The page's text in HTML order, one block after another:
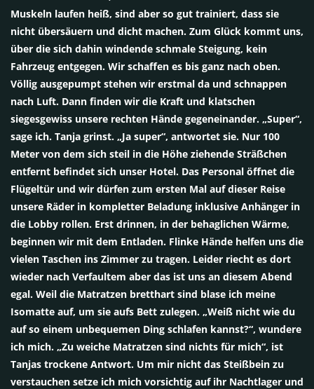
Muskeln laufen heiß, sind aber so gut trainiert, dass sie
nicht übersäuern und dicht machen. Zum Glück kommt uns,
über die sich dahin windende schmale Steigung, kein
Fahrzeug entgegen. Wir schaffen es bis ganz nach oben.
Völlig ausgepumpt stehen wir erstmal da und schnappen
nach Luft. Dann finden wir die Kraft und klatschen
siegesgewiss unsere rechten Hände gegeneinander. „Super“,
sage ich. Tanja grinst. „Ja super“, antwortet sie. Nur 100
Meter von dem sich steil in die Höhe ziehende Sträßchen
entfernt befindet sich unser Hotel. Das Personal öffnet die
Flügeltür und wir dürfen zum ersten Mal auf dieser Reise
unsere Räder in kompletter Beladung inklusive Anhänger in
die Lobby rollen. Erst drinnen, in der behaglichen Wärme,
beginnen wir mit dem Entladen. Flinke Hände helfen uns die
vielen Taschen ins Zimmer zu tragen. Leider riecht es dort
wieder nach Verfaultem aber das ist uns an diesem Abend
egal. Weil die Matratzen bretthart sind blase ich meine
Isomatte auf, um sie aufs Bett zulegen. „Weiß nicht wie du
auf so einem unbequemen Ding schlafen kannst?“, wundere
ich mich. „Zu weiche Matratzen sind nichts für mich“, ist
Tanjas trockene Antwort. Um mir nicht das Steißbein zu
verstauchen setze ich mich vorsichtig auf ihr Nachtlager und